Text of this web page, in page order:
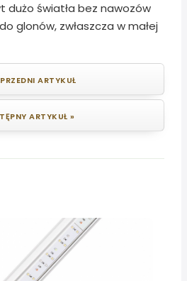
dużo światła bez nawozów
glonów, zwłaszcza w małej
ARTYKUŁ
ARTYKUŁ »